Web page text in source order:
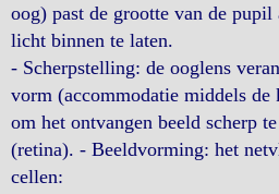
oog) past de grootte van de
licht binnen te laten.
- Scherpstelling: de ooglens
vorm (accommodatie middels
om het ontvangen beeld scherp
(retina). - Beeldvorming: het
cellen: